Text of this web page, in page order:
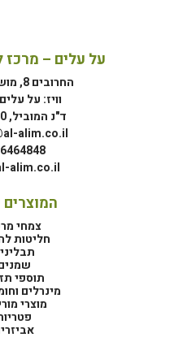
על עלים –
החרובים 8, מושב ציפורי
וויז: על
ד"נ המוביל, 1791000
alim.co.il
alim.co.il
המוצרים
צמחי
חליטות
תוספי
מינרלים
מוצרי